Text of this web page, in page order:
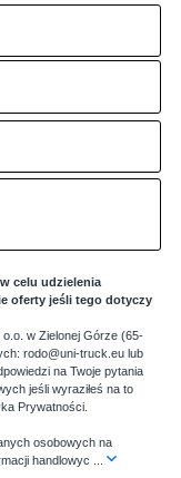
celu udzielenia
oferty jeśli tego dotyczy
w Zielonej Górze (65-
rodo@uni-truck.eu lub
na Twoje pytania
jeśli wyraziłeś na to
Prywatności
osobowych na
handlowyc ...